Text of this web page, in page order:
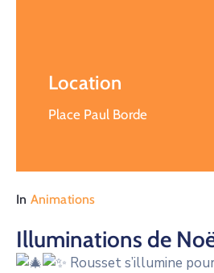
Location
Place Paul Borde
In Animations
Illuminations de
Rousset s’illumine